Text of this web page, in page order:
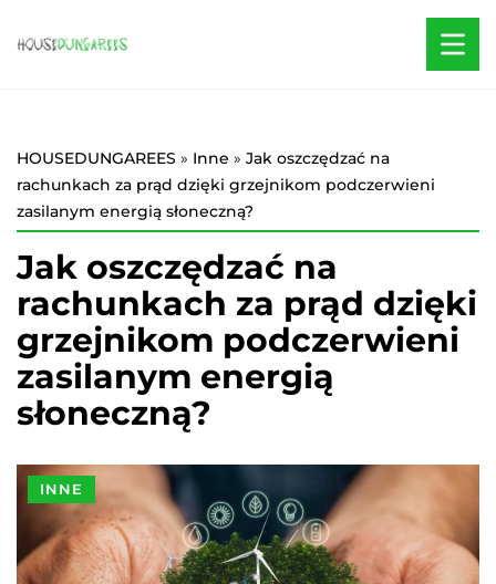
HOUSEDUNGAREES » Inne » Jak oszczędzać na
rachunkach za prąd dzięki grzejnikom podczerwieni
zasilanym energią słoneczną?
Jak oszczędzać na
rachunkach za prąd dzięki
grzejnikom podczerwieni
zasilanym energią
słoneczną?
INNE